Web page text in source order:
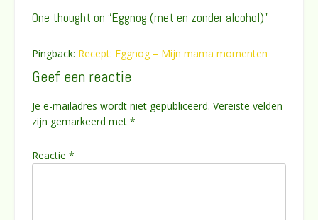
One thought on “Eggnog (met en zonder alcohol)”
Pingback: Recept: Eggnog – Mijn mama momenten
Geef een reactie
Je e-mailadres wordt niet gepubliceerd. Vereiste velden
zijn gemarkeerd met *
Reactie *